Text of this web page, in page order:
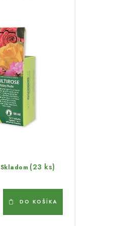
Skladom (23 ks)
DO KOŠÍKA